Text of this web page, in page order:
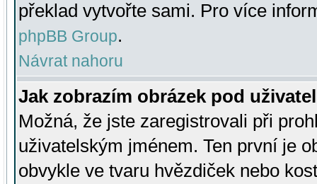
překlad vytvořte sami. Pro více
phpBB Group.
Návrat nahoru
Jak zobrazím obrázek pod
Možná, že jste zaregistrovali při
uživatelským jménem. Ten první je
obvykle ve tvaru hvězdiček nebo